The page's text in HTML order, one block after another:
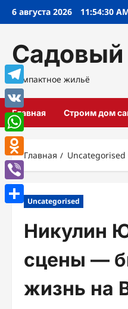
Перейти
6 августа 2026 11:54:31
Компактное жильё
Главная Строим дом
Главная Uncategorised
Uncategorised
Никулин
сцены —
жизнь на
Telegram
VK
WhatsApp
Odnoklassniki
Viber